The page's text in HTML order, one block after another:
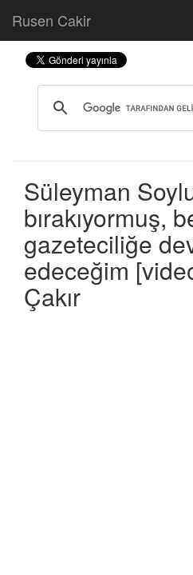
Rusen Cakir
Süleyman
bırakıyormuş,
gazeteciliğe
edeceğim
Çakır